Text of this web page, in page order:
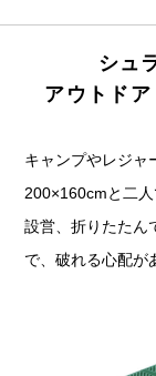
シュ
アウトド
キャンプやレジャ
200×160cmと二
設営、折りたたん
で、破れる心配が